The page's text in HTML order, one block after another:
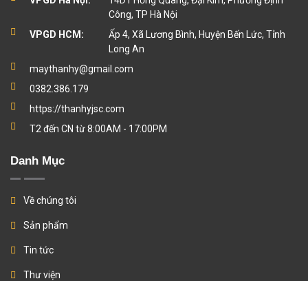
Công, TP Hà Nội
VPGD HCM:
Ấp 4, Xã Lương Bình, Huyện Bến Lức, Tỉnh
Long An
maythanhy@gmail.com
0382.386.179
https://thanhyjsc.com
T2 đến CN từ 8:00AM - 17:00PM
Danh Mục
Về chúng tôi
Sản phẩm
Tin tức
Thư viện